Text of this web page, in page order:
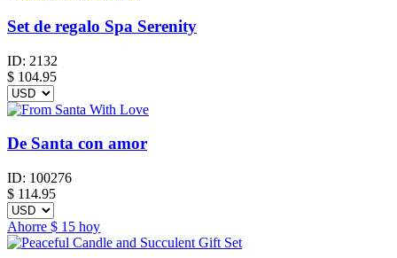
Set de regalo Spa Serenity
ID: 2132
$ 104.95
De Santa con amor
ID: 100276
$ 114.95
Ahorre $ 15 hoy